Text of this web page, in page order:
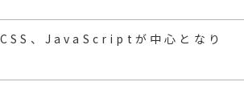
CSS、JavaScriptが中心となり